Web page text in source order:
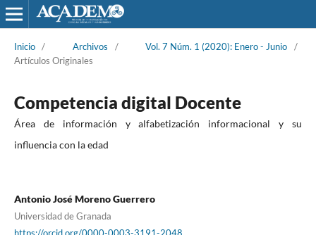
Inicio / Archivos / Vol. 7 Núm. 1 (2020): Enero - Junio
/
Artículos Originales
Competencia digital Docente
Área de información y alfabetización informacional y su
influencia con la edad
Antonio José Moreno Guerrero
Universidad de Granada
https://orcid.org/0000-0003-3191-2048